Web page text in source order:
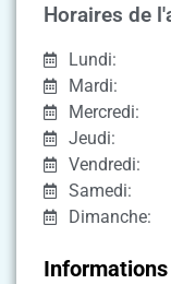
Horaires de
Lundi:
Mardi:
Mercredi:
Jeudi:
Vendredi:
Samedi:
Dimanche: